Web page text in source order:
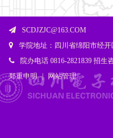
SCDJZJC@163.COM
学院地址：四川省绵阳市经开
院办电话 0816-2821839 招生
郑重申明 | 网站管理